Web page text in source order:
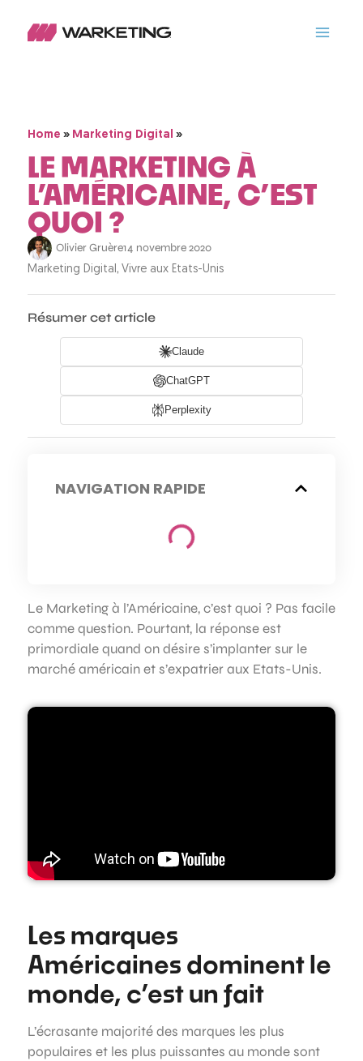
Home » Marketing Digital »
LE MARKETING À
L’AMÉRICAINE, C’EST
QUOI ?
Olivier Gruère14 novembre 2020
Marketing Digital , Vivre aux Etats-Unis
Résumer cet article
Claude
ChatGPT
Perplexity
NAVIGATION RAPIDE
Le Marketing à l’Américaine, c’est quoi ? Pas facile
comme question. Pourtant, la réponse est
primordiale quand on désire s’implanter sur le
marché américain et s’expatrier aux Etats-Unis.
Les marques
Américaines dominent le
monde, c’est un fait
L’écrasante majorité des marques les plus
populaires et les plus puissantes au monde sont